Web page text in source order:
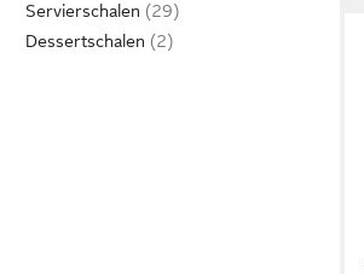
Servierschalen
Dessertschalen